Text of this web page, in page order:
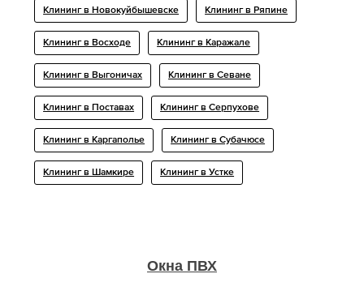
Клининг в Новокуйбышевске Клининг в Ряпине
Клининг в Восходе Клининг в Каражале
Клининг в Выгоничах Клининг в Севане
Клининг в Поставах Клининг в Серпухове
Клининг в Каргаполье Клининг в Субачюсе
Клининг в Шамкире Клининг в Устке
Окна ПВХ